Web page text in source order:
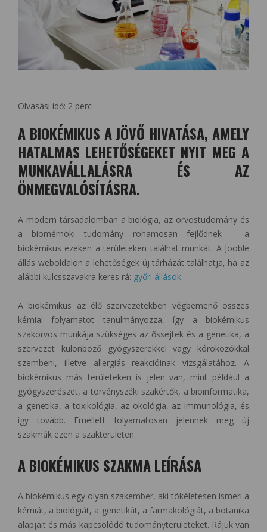
Olvasási idő: 2 perc
A BIOKÉMIKUS A JÖVŐ HIVATÁSA, AMELY
HATALMAS LEHETŐSÉGEKET NYIT MEG A
MUNKAVÁLLALÁSRA ÉS AZ
ÖNMEGVALÓSÍTÁSRA.
A modern társadalomban a biológia, az orvostudomány és
a biomérnöki tudomány rohamosan fejlődnek – a
biokémikus ezeken a területeken találhat munkát. A Jooble
állás weboldalon a lehetőségek új tárházát találhatja, ha az
alábbi kulcsszavakra keres rá: győri állások.
A biokémikus az élő szervezetekben végbemenő összes
kémiai folyamatot tanulmányozza, így a biokémikus
szakorvos munkája szükséges az őssejtek és a genetika, a
szervezet különböző gyógyszerekkel vagy kórokozókkal
szembeni, illetve allergiás reakcióinak vizsgálatához. A
biokémikus más területeken is jelen van, mint például a
gyógyszerészet, a törvényszéki szakértők, a bioinformatika,
a genetika, a toxikológia, az ökológia, az immunológia, és
így tovább. Emellett folyamatosan jelennek meg új
szakmák ezen a szakterületen.
A BIOKÉMIKUS SZAKMA LEÍRÁSA
A biokémikus egy olyan szakember, aki tökéletesen ismeri a
kémiát, a biológiát, a genetikát, a farmakológiát, a botanika
alapjait és más kapcsolódó tudományterületeket. Rájuk van